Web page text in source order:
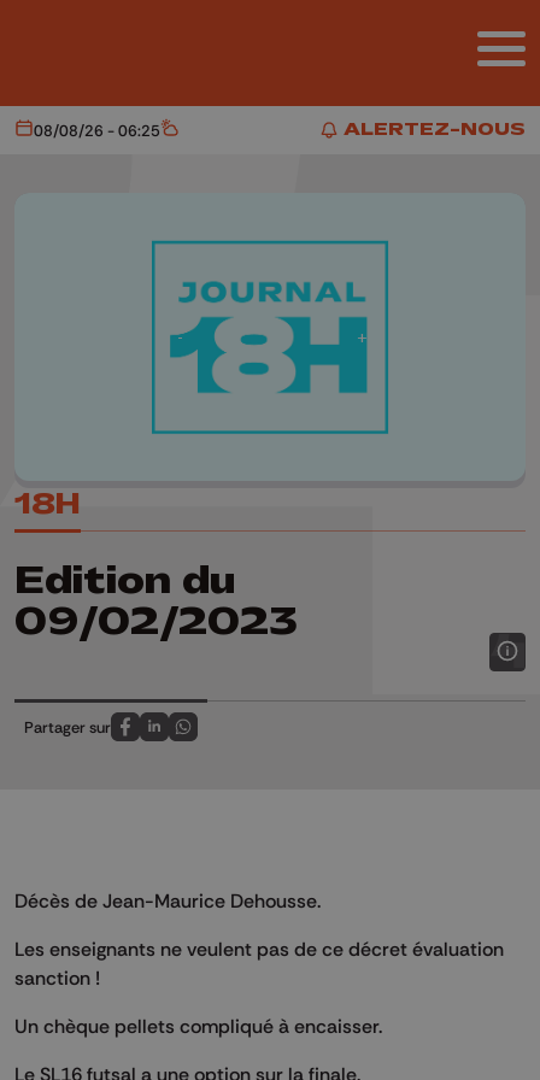
ALERTEZ-NOUS
ALERTEZ-NOUS
Aujourd'hui
08/08/26 - 06:25 Météo
18H
Edition du
09/02/2023
Partager sur
Partagez sur FaceBook
Partagez sur LinkedIn
Partagez sur Whatsapp
Décès de Jean-Maurice Dehousse.
Les enseignants ne veulent pas de ce décret évaluation
sanction !
Un chèque pellets compliqué à encaisser.
Le SL16 futsal a une option sur la finale.